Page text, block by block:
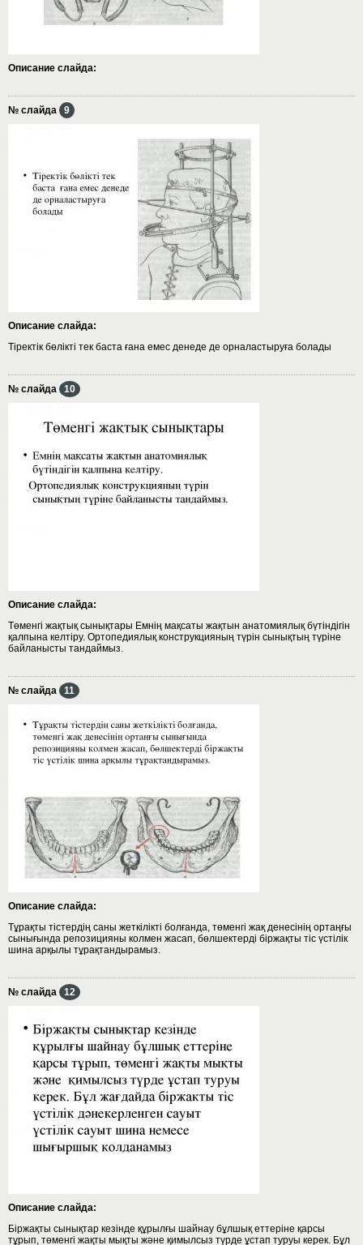
Описание слайда:
№ слайда 9
Описание слайда:
Тіректік бөлікті тек баста ғана емес денеде де орналастыруға болады
№ слайда 10
Описание слайда:
Төменгі жақтық сынықтары Емнің мақсаты жақтын анатомиялық бүтіндігін
қалпына келтіру. Ортопедиялық конструкцияның түрін сынықтың түріне
байланысты тандаймыз.
№ слайда 11
Описание слайда:
Тұрақты тістердің саны жеткілікті болғанда, төменгі жақ денесінің ортаңғы
сынығында репозицияны колмен жасап, бөлшектерді біржақты тіс үстілік
шина арқылы тұрақтандырамыз.
№ слайда 12
Описание слайда:
Біржақты сынықтар кезінде құрылғы шайнау бұлшық еттеріне қарсы
тұрып, төменгі жақты мықты және қимылсыз түрде ұстап туруы керек. Бұл